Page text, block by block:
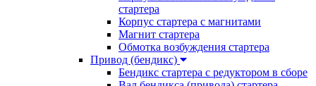
стартера
Корпус стартера с магнитами
Магнит стартера
Обмотка возбуждения стартера
Привод (бендикс)
Бендикс стартера с редуктором в сборе